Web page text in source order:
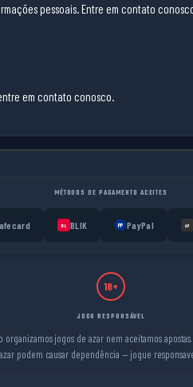
pessoais. Entre em contato
em contato conosco.
MÉTODOS DE PAGAMENTO ACEITES
BL BLIK PP PayPal AP
18+
JOGO RESPONSÁVEL
jogos de azar nem aceitamos
azar podem causar dependência — jogue